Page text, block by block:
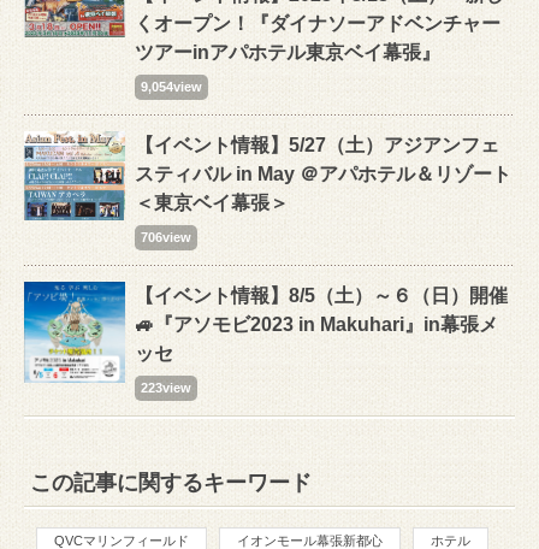
くオープン！『ダイナソーアドベンチャー
ツアーinアパホテル東京ベイ幕張』
9,054view
【イベント情報】5/27（土）アジアンフェ
スティバル in May ＠アパホテル＆リゾート
＜東京ベイ幕張＞
706view
【イベント情報】8/5（土）～６（日）開催
🚙『アソモビ2023 in Makuhari』in幕張メ
ッセ
223view
この記事に関するキーワード
QVCマリンフィールド イオンモール幕張新都心 ホテル